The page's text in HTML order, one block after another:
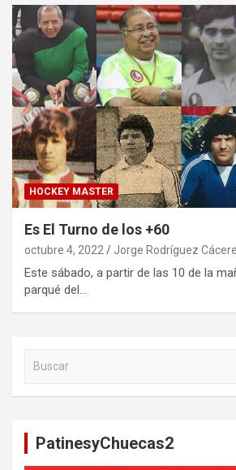
HOCKEY MASTER
Es El Turno de los +60
octubre 4, 2022 Jorge Rodríguez
Este sábado, a partir de las 10 de la
parqué del…
PatinesyChuecas2